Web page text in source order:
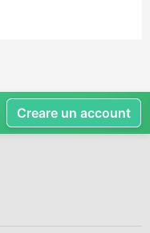
Creare un account